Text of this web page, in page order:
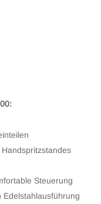
Steuerung
Edelstahlausführung